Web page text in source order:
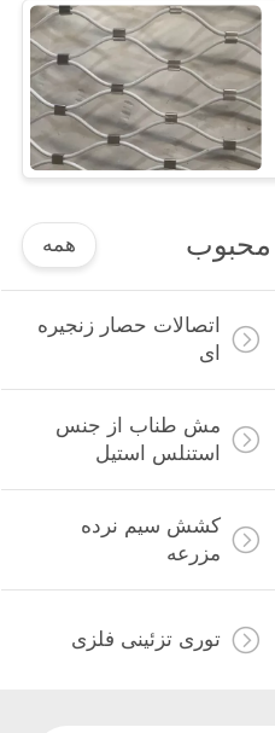
محبوب همه
اتصالات حصار زنجیره
ای
مش طناب از جنس
استنلس استیل
کشش سیم نرده
مزرعه
توری تزئینی فلزی